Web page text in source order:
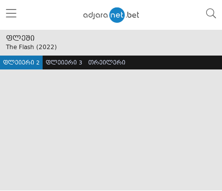
ფლეში
The Flash (2022)
ფლეიერი 2 ფლეიერი 3 თრეილერი